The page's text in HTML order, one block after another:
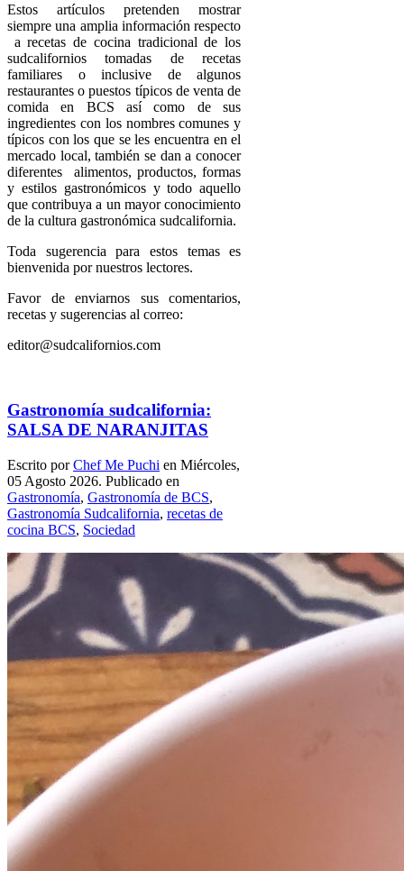
Estos artículos pretenden mostrar
siempre una amplia información respecto
a recetas de cocina tradicional de los
sudcalifornios tomadas de recetas
familiares o inclusive de algunos
restaurantes o puestos típicos de venta de
comida en BCS así como de sus
ingredientes con los nombres comunes y
típicos con los que se les encuentra en el
mercado local, también se dan a conocer
diferentes alimentos, productos, formas
y estilos gastronómicos y todo aquello
que contribuya a un mayor conocimiento
de la cultura gastronómica sudcalifornia.
Toda sugerencia para estos temas es
bienvenida por nuestros lectores.
Favor de enviarnos sus comentarios,
recetas y sugerencias al correo:
editor@sudcalifornios.com
Gastronomía sudcalifornia:
SALSA DE NARANJITAS
Escrito porChef Me Puchi en Miércoles,
05 Agosto 2026. Publicado en
Gastronomía, Gastronomía de BCS,
Gastronomía Sudcalifornia, recetas de
cocina BCS, Sociedad